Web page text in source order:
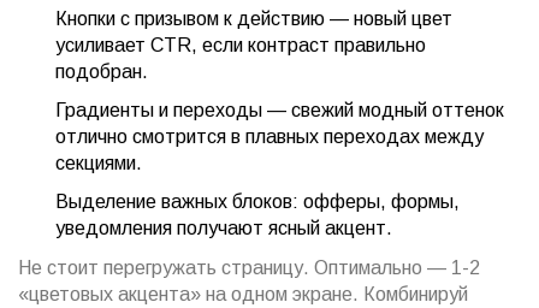
Кнопки с призывом к действию — новый цвет
усиливает CTR, если контраст правильно
подобран.
Градиенты и переходы — свежий модный оттенок
отлично смотрится в плавных переходах между
секциями.
Выделение важных блоков: офферы, формы,
уведомления получают ясный акцент.
Не стоит перегружать страницу. Оптимально — 1-2
«цветовых акцента» на одном экране. Комбинируй